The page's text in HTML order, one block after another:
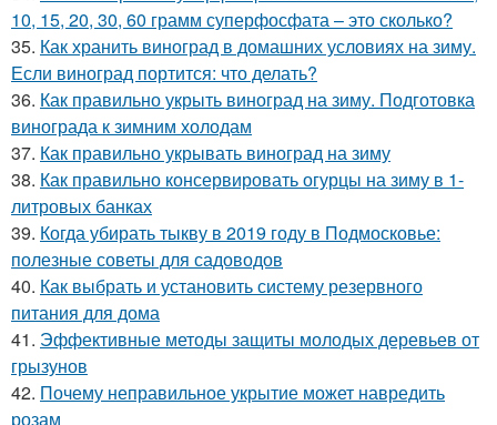
10, 15, 20, 30, 60 грамм суперфосфата – это сколько?
35. Как хранить виноград в домашних условиях на зиму.
Если виноград портится: что делать?
36. Как правильно укрыть виноград на зиму. Подготовка
винограда к зимним холодам
37. Как правильно укрывать виноград на зиму
38. Как правильно консервировать огурцы на зиму в 1-
литровых банках
39. Когда убирать тыкву в 2019 году в Подмосковье:
полезные советы для садоводов
40. Как выбрать и установить систему резервного
питания для дома
41. Эффективные методы защиты молодых деревьев от
грызунов
42. Почему неправильное укрытие может навредить
розам